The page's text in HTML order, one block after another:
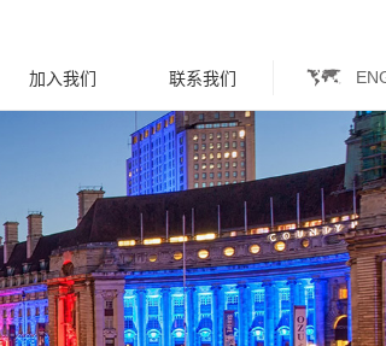
加入我们 联系我们